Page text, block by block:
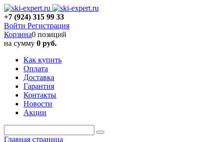
+7 (924) 315 99 33
Войти Регистрация
Корзина0 позиций
на сумму 0 руб.
Как купить
Оплата
Доставка
Гарантия
Контакты
Новости
Акции
Главная страница